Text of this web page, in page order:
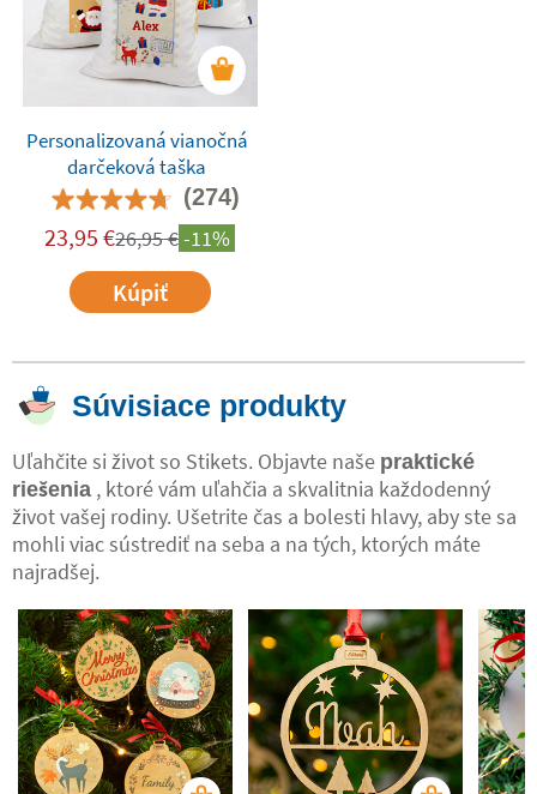
Personalizovaná vianočná
darčeková taška
(274)
23,95 €26,95€-11%
Kúpiť
Súvisiace produkty
Uľahčite si život so Stikets. Objavte naše praktické
riešenia , ktoré vám uľahčia a skvalitnia každodenný
život vašej rodiny. Ušetrite čas a bolesti hlavy, aby ste sa
mohli viac sústrediť na seba a na tých, ktorých máte
najradšej.